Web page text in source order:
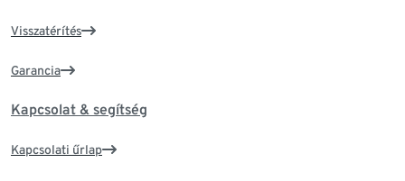
Visszatérítés
Garancia
Kapcsolat & segítség
Kapcsolati űrlap